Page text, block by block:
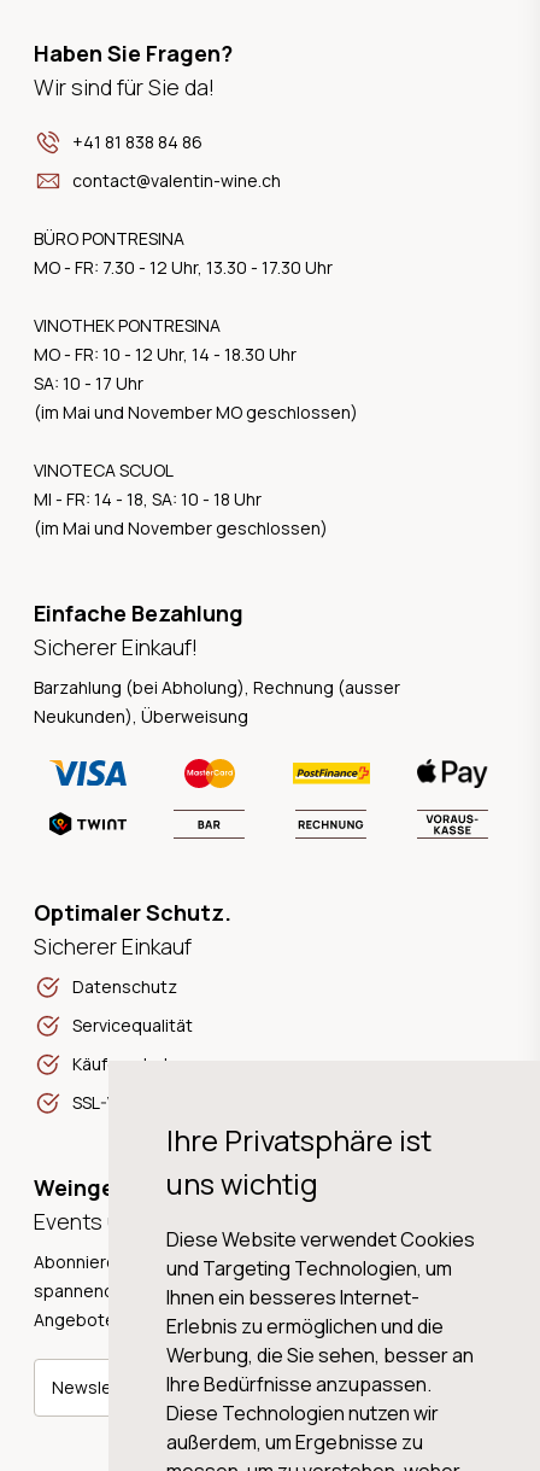
Ihre Privatsphäre ist
uns wichtig
Diese Website verwendet Cookies
und Targeting Technologien, um
Ihnen ein besseres Internet-
Erlebnis zu ermöglichen und die
Werbung, die Sie sehen, besser an
Ihre Bedürfnisse anzupassen.
Diese Technologien nutzen wir
außerdem, um Ergebnisse zu
Haben Sie Fragen?
Wir sind für Sie da!
+41 81 838 84 86
contact@valentin-wine.ch
BÜRO PONTRESINA
MO - FR: 7.30 - 12 Uhr, 13.30 - 17.30 Uhr
VINOTHEK PONTRESINA
MO - FR: 10 - 12 Uhr, 14 - 18.30 Uhr
SA: 10 - 17 Uhr
(im Mai und November MO geschlossen)
VINOTECA SCUOL
MI - FR: 14 - 18, SA: 10 - 18 Uhr
(im Mai und November geschlossen)
Einfache Bezahlung
Sicherer Einkauf!
Barzahlung (bei Abholung), Rechnung (ausser
Neukunden), Überweisung
Optimaler Schutz.
Sicherer Einkauf
Datenschutz
Servicequalität
Käuferschutz
SSL-Verschlüsselung
Weingeschichten,
Events und Neuigkeiten!
Abonnieren Sie unseren Newsletter und erhalten Sie
spannende Weingeschichten, Neuigkeiten und tolle
Angebote direkt in Ihre Mailbox.
Newsletter abonnieren